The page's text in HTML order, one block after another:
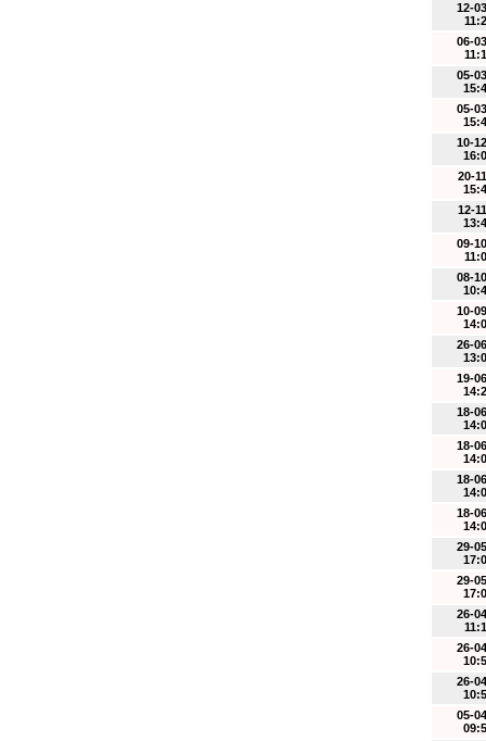
12-
06-
05-
05-
10-
20-
12-
09-
08-
10-
26-
19-
18-
18-
18-
18-
29-
29-
26-
26-
26-
05-